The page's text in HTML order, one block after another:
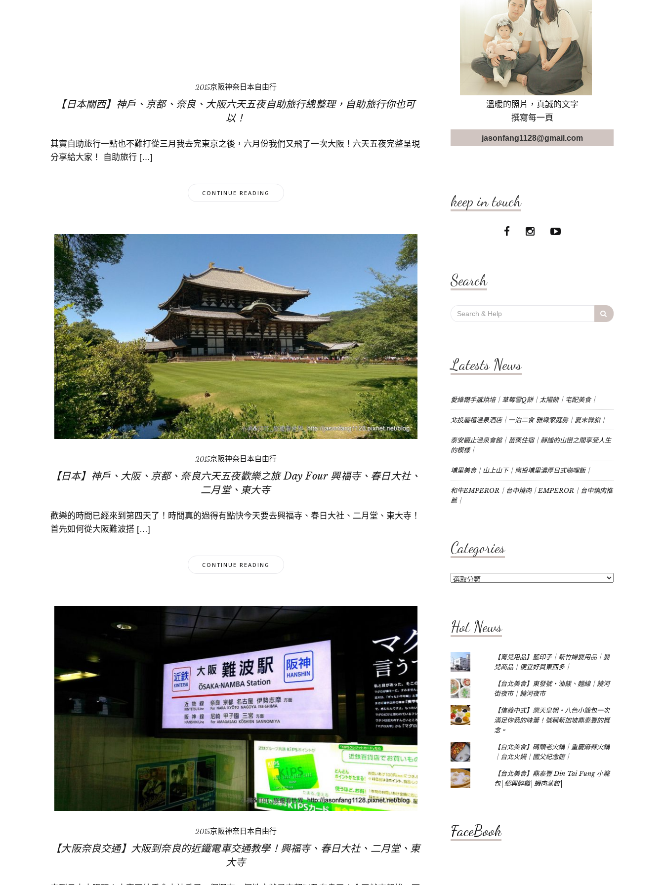
2015京阪神奈日本自由行
【日本關西】神戶、京都、奈良、大阪六天五夜自助旅行總整理，自助旅行你也可
以！
其實自助旅行一點也不難打從三月我去完東京之後，六月份我們又飛了一次大阪！六天五夜完整呈現
分享給大家！ 自助旅行 […]
CONTINUE READING
2015京阪神奈日本自由行
【日本】神戶、大阪、京都、奈良六天五夜歡樂之旅 Day Four 興福寺、春日大社、
二月堂、東大寺
歡樂的時間已經來到第四天了！時間真的過得有點快今天要去興福寺、春日大社、二月堂、東大寺！
首先如何從大阪難波搭 […]
CONTINUE READING
2015京阪神奈日本自由行
【大阪奈良交通】大阪到奈良的近鐵電車交通教學！興福寺、春日大社、二月堂、東
大寺
溫暖的照片，真誠的文字
撰寫每一頁
jasonfang1128@gmail.com
keep in touch
Search
Search
for:
Latests News
愛維爾手感烘培｜草莓雪Q餅｜太陽餅｜宅配美食｜
北投麗禧溫泉酒店｜一泊二食 雅緻家庭房｜夏末微旅｜
泰安觀止溫泉會館｜苗栗住宿｜靜謐的山巒之間享受人生
的模樣｜
埔里美食｜山上山下｜南投埔里濃厚日式咖哩飯｜
和牛EMPEROR｜台中燒肉｜EMPEROR｜台中燒肉推
薦｜
Categories
Categories
Hot News
【育兒用品】藍印子｜新竹婦嬰用品｜嬰
兒商品｜便宜好買東西多｜
【台北美食】東發號‧油飯、麵線｜饒河
街夜市｜饒河夜市
【信義中式】樂天皇朝‧八色小籠包一次
滿足你我的味蕾！號稱新加坡鼎泰豐的概
念。
【台北美食】碼頭老火鍋｜重慶麻辣火鍋
｜台北火鍋｜國父紀念館｜
【台北美食】鼎泰豐 Din Tai Fung 小籠
包│紹興醉雞│蝦肉蒸餃│
FaceBook